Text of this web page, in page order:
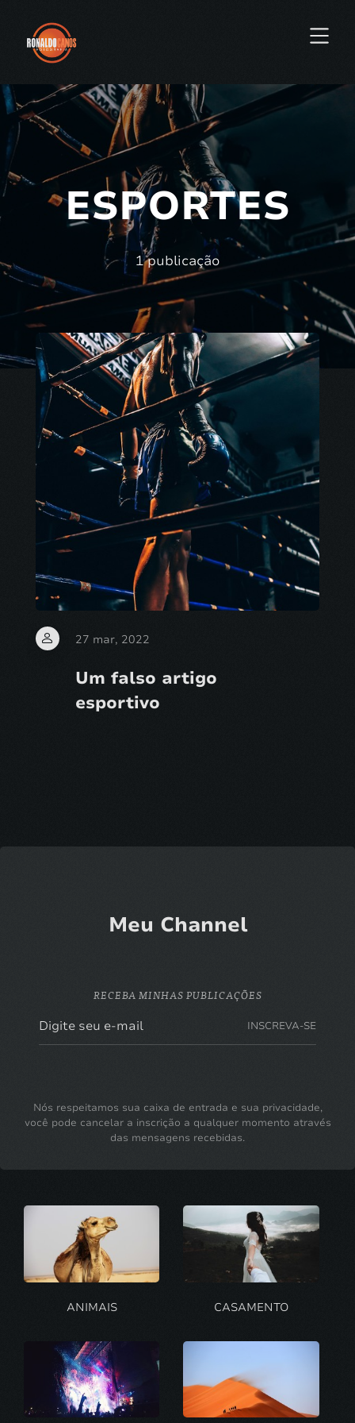
ESPORTES
1 publicação
27 mar, 2022
Um falso artigo
esportivo
Meu Channel
RECEBA MINHAS PUBLICAÇÕES
INSCREVA-SE
Nós respeitamos sua caixa de entrada e sua privacidade,
você pode cancelar a inscrição a qualquer momento através
das mensagens recebidas.
ANIMAIS CASAMENTO